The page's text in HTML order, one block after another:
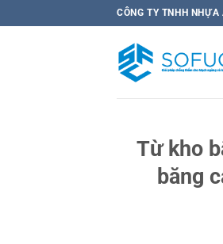
qua
CÔNG TY TNHH
Từ kho
băng